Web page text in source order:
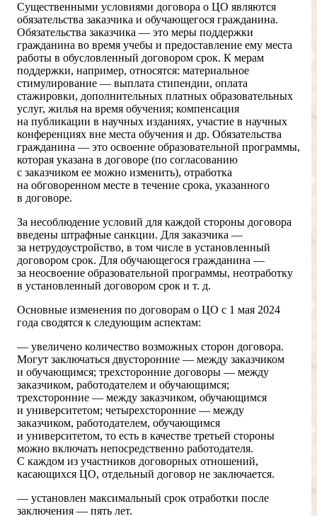
Существенными условиями договора о ЦО являются
обязательства заказчика и обучающегося гражданина.
Обязательства заказчика — это меры поддержки
гражданина во время учебы и предоставление ему места
работы в обусловленный договором срок. К мерам
поддержки, например, относятся: материальное
стимулирование — выплата стипендии, оплата
стажировки, дополнительных платных образовательных
услуг, жилья на время обучения; компенсация
на публикации в научных изданиях, участие в научных
конференциях вне места обучения и др. Обязательства
гражданина — это освоение образовательной программы,
которая указана в договоре (по согласованию
с заказчиком ее можно изменить), отработка
на обговоренном месте в течение срока, указанного
в договоре.
За несоблюдение условий для каждой стороны договора
введены штрафные санкции. Для заказчика —
за нетрудоустройство, в том числе в установленный
договором срок. Для обучающегося гражданина —
за неосвоение образовательной программы, неотработку
в установленный договором срок и т. д.
Основные изменения по договорам о ЦО с 1 мая 2024
года сводятся к следующим аспектам:
— увеличено количество возможных сторон договора.
Могут заключаться двусторонние — между заказчиком
и обучающимся; трехсторонние договоры — между
заказчиком, работодателем и обучающимся;
трехсторонние — между заказчиком, обучающимся
и университетом; четырехсторонние — между
заказчиком, работодателем, обучающимся
и университетом, то есть в качестве третьей стороны
можно включать непосредственно работодателя.
С каждом из участников договорных отношений,
касающихся ЦО, отдельный договор не заключается.
— установлен максимальный срок отработки после
заключения — пять лет.